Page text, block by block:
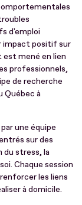
d'emploi
impact positif sur
mené en lien
professionnels,
de recherche
Québec à
une équipe
sur des
du stress, la
Chaque session
les liens
à domicile.